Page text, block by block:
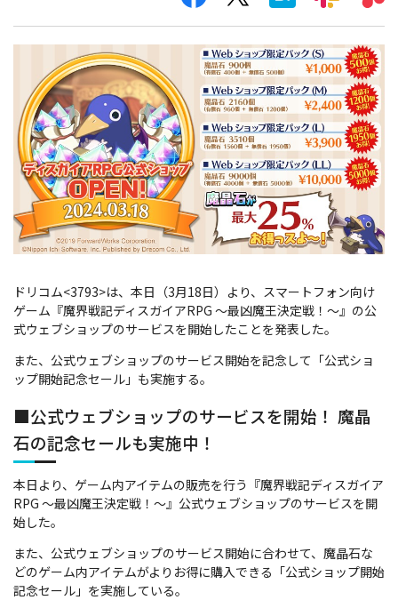
ドリコム<3793>は、本日（3月18日）より、スマートフォン向け
ゲーム『魔界戦記ディスガイアRPG ～最凶魔王決定戦！～』の公
式ウェブショップのサービスを開始したことを発表した。
また、公式ウェブショップのサービス開始を記念して「公式ショ
ップ開始記念セール」も実施する。
■公式ウェブショップのサービスを開始！ 魔晶
石の記念セールも実施中！
本日より、ゲーム内アイテムの販売を行う『魔界戦記ディスガイア
RPG ～最凶魔王決定戦！～』公式ウェブショップのサービスを開
始した。
また、公式ウェブショップのサービス開始に合わせて、魔晶石な
どのゲーム内アイテムがよりお得に購入できる「公式ショップ開始
記念セール」を実施している。